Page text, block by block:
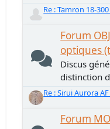
Re : Tamron 18-
Forum
optiques
Discus
distinction
Re : Sirui Aurora AF
Forum